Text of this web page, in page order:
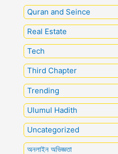
Quran and Seince
Real Estate
Tech
Third Chapter
Trending
Ulumul Hadith
Uncategorized
অনলাইন অভিজ্ঞতা